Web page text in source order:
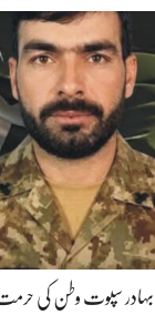
بہادر سپوت وطن کی